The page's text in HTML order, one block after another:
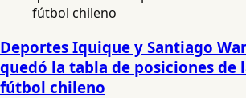
Deportes Iquique y Santiago
quedó la tabla de posiciones de
fútbol chileno